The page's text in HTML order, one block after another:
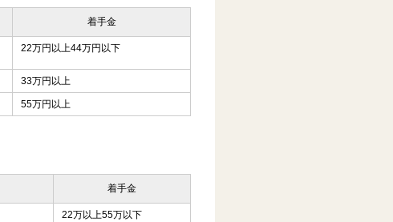
着手金
22万円以上44万円以下
33万円以上
55万円以上
着手金
22万以上55万以下